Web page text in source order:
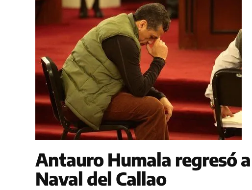
Antauro Humala regresó
Naval del Callao